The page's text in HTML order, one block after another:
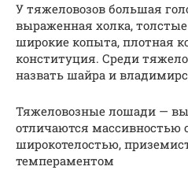
У тяжеловозов большая
выраженная холка,
широкие копыта, плотная
конституция. Среди
назвать шайра и
Тяжеловозные лошади —
отличаются массивностью
широкотелостью,
темпераментом